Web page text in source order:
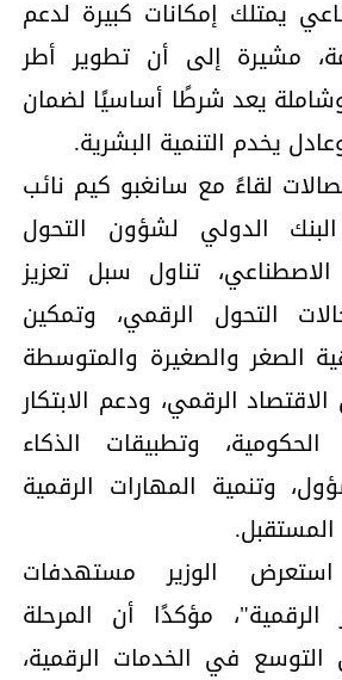
يمتلك إمكانات كبيرة لدعم
مشيرة إلى أن تطوير أطر
يعد شرطًا أساسيًا لضمان
يخدم التنمية البشرية.
لقاءً مع سانغبو كيم نائب
الدولي لشؤون التحول
تناول سبل تعزيز
التحول الرقمي، وتمكين
الصغر والصغيرة والمتوسطة
الرقمي، ودعم الابتكار
وتطبيقات الذكاء
وتنمية المهارات الرقمية
استعرض الوزير مستهدفات
الرقمية"، مؤكدًا أن المرحلة
التوسع في الخدمات الرقمية،